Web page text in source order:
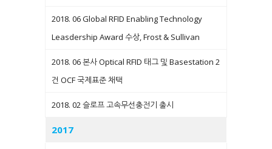
2018. 06 Global RFID Enabling Technology
Leasdership Award 수상, Frost & Sullivan
2018. 06 본사 Optical RFID 태그 및 Basestation 2
건 OCF 국제표준 채택
2018. 02 슬로프 고속무선충전기 출시
2017